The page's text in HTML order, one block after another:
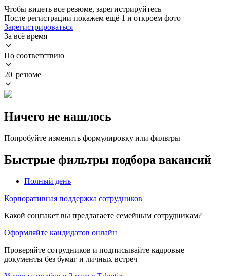
Чтобы видеть все резюме, зарегистрируйтесь
После регистрации покажем ещё 1 и откроем фото
Зарегистрироваться
За всё время
По соответствию
20 резюме
Ничего не нашлось
Попробуйте изменить формулировку или фильтры
Быстрые фильтры подбора вакансий
Полный день
Корпоративная поддержка сотрудников
Какой соцпакет вы предлагаете семейным сотрудникам?
Оформляйте кандидатов онлайн
Проверяйте сотрудников и подписывайте кадровые
документы без бумаг и личных встреч